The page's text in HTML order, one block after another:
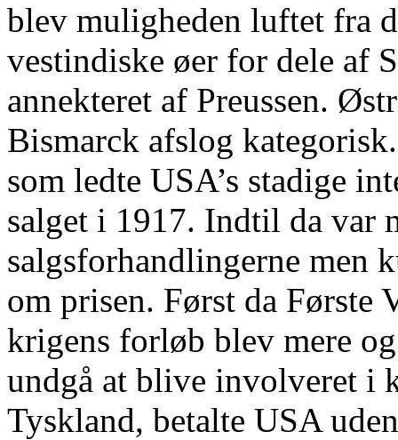
blev muligheden luftet fra
vestindiske øer for dele af
annekteret af Preussen.
Bismarck afslog
som ledte USA’s stadige
salget i 1917. Indtil da var
salgsforhandlingerne men
om prisen. Først da Første
krigens forløb blev mere
undgå at blive involveret i
Tyskland, betalte USA